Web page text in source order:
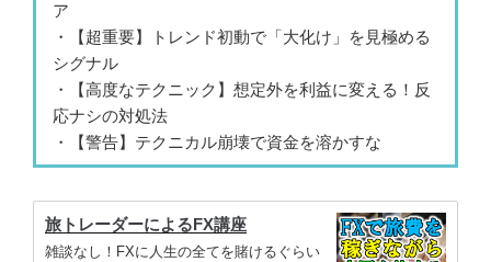
ア
・【超重要】トレンド初動で「大化け」を見極める
シグナル
・【高度なテクニック】想定外を利益に変える！反
応ナシの対処法
・【警告】テクニカル崩壊で資金を溶かすな
旅トレーダーによるFX講座
雑談なし！FXに人生の全てを賭けるぐらい